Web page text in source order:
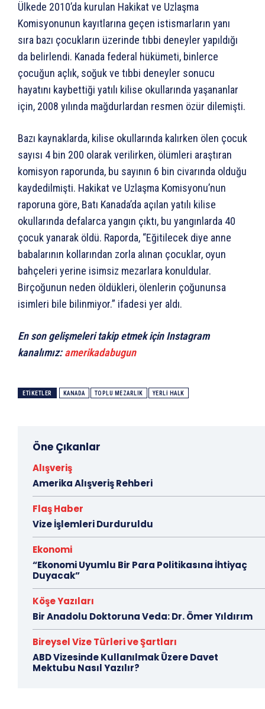
Ülkede 2010’da kurulan Hakikat ve Uzlaşma
Komisyonunun kayıtlarına geçen istismarların yanı
sıra bazı çocukların üzerinde tıbbi deneyler yapıldığı
da belirlendi. Kanada federal hükümeti, binlerce
çocuğun açlık, soğuk ve tıbbi deneyler sonucu
hayatını kaybettiği yatılı kilise okullarında yaşananlar
için, 2008 yılında mağdurlardan resmen özür dilemişti.
Bazı kaynaklarda, kilise okullarında kalırken ölen çocuk
sayısı 4 bin 200 olarak verilirken, ölümleri araştıran
komisyon raporunda, bu sayının 6 bin civarında olduğu
kaydedilmişti. Hakikat ve Uzlaşma Komisyonu’nun
raporuna göre, Batı Kanada’da açılan yatılı kilise
okullarında defalarca yangın çıktı, bu yangınlarda 40
çocuk yanarak öldü. Raporda, “Eğitilecek diye anne
babalarının kollarından zorla alınan çocuklar, oyun
bahçeleri yerine isimsiz mezarlara konuldular.
Birçoğunun neden öldükleri, ölenlerin çoğununsa
isimleri bile bilinmiyor.” ifadesi yer aldı.
En son gelişmeleri takip etmek için Instagram
kanalımız:amerikadabugun
ETIKETLER KANADA TOPLU MEZARLIK YERLI HALK
Öne Çıkanlar
Alışveriş
Amerika Alışveriş Rehberi
Flaş Haber
Vize İşlemleri Durduruldu
Ekonomi
“Ekonomi Uyumlu Bir Para Politikasına İhtiyaç
Duyacak”
Köşe Yazıları
Bir Anadolu Doktoruna Veda: Dr. Ömer Yıldırım
Bireysel Vize Türleri ve Şartları
ABD Vizesinde Kullanılmak Üzere Davet
Mektubu Nasıl Yazılır?